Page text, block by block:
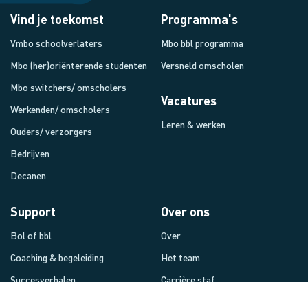
Vind je toekomst
Vmbo schoolverlaters
Mbo (her)oriënterende studenten
Mbo switchers/ omscholers
Werkenden/ omscholers
Ouders/ verzorgers
Bedrijven
Decanen
Programma's
Mbo bbl programma
Versneld omscholen
Vacatures
Leren & werken
Support
Bol of bbl
Coaching & begeleiding
Succesverhalen
Over ons
Over
Het team
Carrière staf